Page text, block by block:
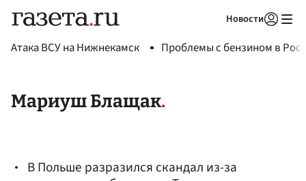
Новости
Атака ВСУ на Нижнекамск Проблемы с бензином в
Мариуш Блащак
В Польше разразился скандал из-за